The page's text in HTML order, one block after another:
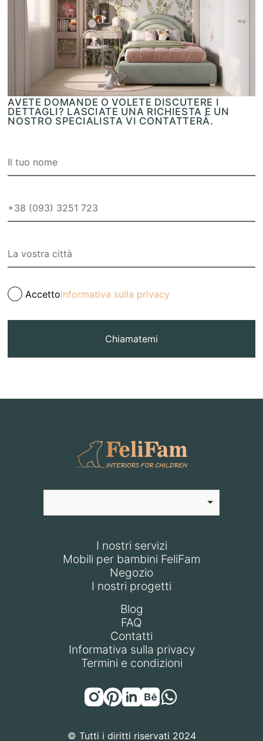
AVETE DOMANDE O VOLETE DISCUTERE I
DETTAGLI? LASCIATE UNA RICHIESTA E UN
NOSTRO SPECIALISTA VI CONTATTERÀ.
AccettoInformativa sulla privacy
Chiamatemi
I nostri servizi
Mobili per bambini FeliFam
Negozio
I nostri progetti
Blog
FAQ
Contatti
Informativa sulla privacy
Termini e condizioni
© Tutti i diritti riservati 2024